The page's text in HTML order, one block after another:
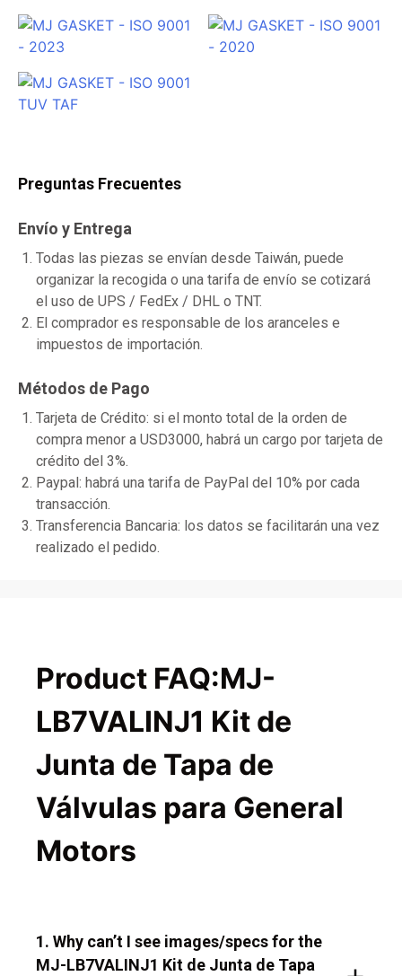
Preguntas Frecuentes
Envío y Entrega
Todas las piezas se envían desde Taiwán, puede
organizar la recogida o una tarifa de envío se cotizará
el uso de UPS / FedEx / DHL o TNT.
El comprador es responsable de los aranceles e
impuestos de importación.
Métodos de Pago
Tarjeta de Crédito: si el monto total de la orden de
compra menor a USD3000, habrá un cargo por tarjeta de
crédito del 3%.
Paypal: habrá una tarifa de PayPal del 10% por cada
transacción.
Transferencia Bancaria: los datos se facilitarán una vez
realizado el pedido.
Product FAQ:MJ-
LB7VALINJ1 Kit de
Junta de Tapa de
Válvulas para General
Motors
1. Why can’t I see images/specs for the
MJ-LB7VALINJ1 Kit de Junta de Tapa